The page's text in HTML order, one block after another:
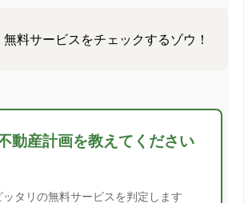
無料サービスをチェックするゾウ！
動産計画を教えてください
ッタリの無料サービスを判定します